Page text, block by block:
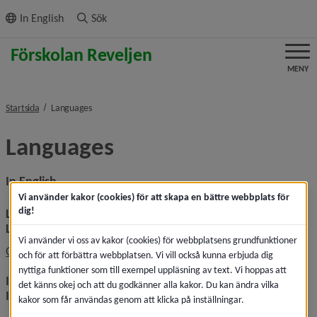
innehållet
In English Sök
MENY
Startsida Languagesnivå i brödsmulenavigeringen
Languages
In English
Link to this page in Google translate
Länk till denna sida i Google Translate
Open this page in Google Translate
Länk till annan
Instructions for translation in different web browsers
Instruktioner för att översätta i olika webbläsare
Vi använder kakor (cookies) för att skapa en bättre webbplats för
dig!
Vi använder vi oss av kakor (cookies) för webbplatsens grundfunktioner
och för att förbättra webbplatsen. Vi vill också kunna erbjuda dig
nyttiga funktioner som till exempel uppläsning av text. Vi hoppas att
det känns okej och att du godkänner alla kakor. Du kan ändra vilka
kakor som får användas genom att klicka på inställningar.